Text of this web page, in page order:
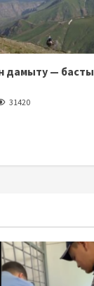
дамыту — басты
31420